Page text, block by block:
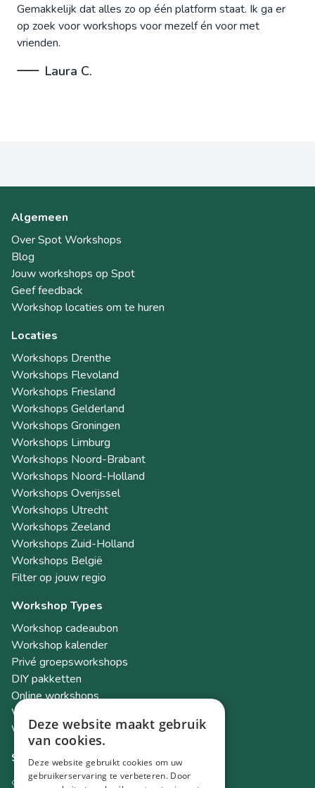
Gemakkelijk dat alles zo op één platform staat. Ik ga er
op zoek voor workshops voor mezelf én voor met
vrienden.
Laura C.
Algemeen
Over Spot Workshops
Blog
Jouw workshops op Spot
Geef feedback
Workshop locaties om te huren
Locaties
Workshops Drenthe
Workshops Flevoland
Workshops Friesland
Workshops Gelderland
Workshops Groningen
Workshops Limburg
Workshops Noord-Brabant
Workshops Noord-Holland
Workshops Overijssel
Workshops Utrecht
Workshops Zeeland
Workshops Zuid-Holland
Workshops België
Filter op jouw regio
Workshop Types
Workshop cadeaubon
Workshop kalender
Privé groepsworkshops
DIY pakketten
Online workshops
Workshops als teambuilding
Workshop Academy
Socials
Instagram
Deze website maakt gebruik
van cookies.
Deze website gebruikt cookies om uw
gebruikerservaring te verbeteren. Door